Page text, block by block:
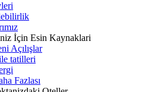
İçin Esin Kaynaklari
Açılışlar
tatilleri
Fazlası